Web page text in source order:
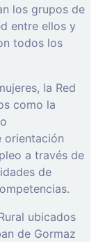
los grupos de
entre ellos y
todos los
la Red
como la
orientación
a través de
de
ubicados
de Gormaz